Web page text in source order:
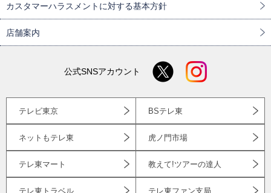
カスタマーハラスメントに対する基本方針
店舗案内
公式SNSアカウント
テレビ東京 BSテレ東
ネットもテレ東 虎ノ門市場
テレ東マート 教えて!ツアーの達人
テレ東トラベル テレ東ファン支局